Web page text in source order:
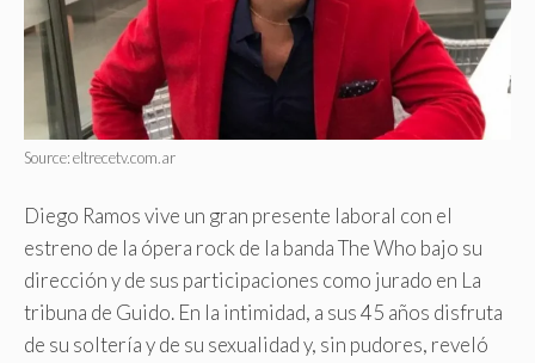
Source: eltrecetv.com.ar
Diego Ramos vive un gran presente laboral con el
estreno de la ópera rock de la banda The Who bajo su
dirección y de sus participaciones como jurado en La
tribuna de Guido. En la intimidad, a sus 45 años disfruta
de su soltería y de su sexualidad y, sin pudores, reveló